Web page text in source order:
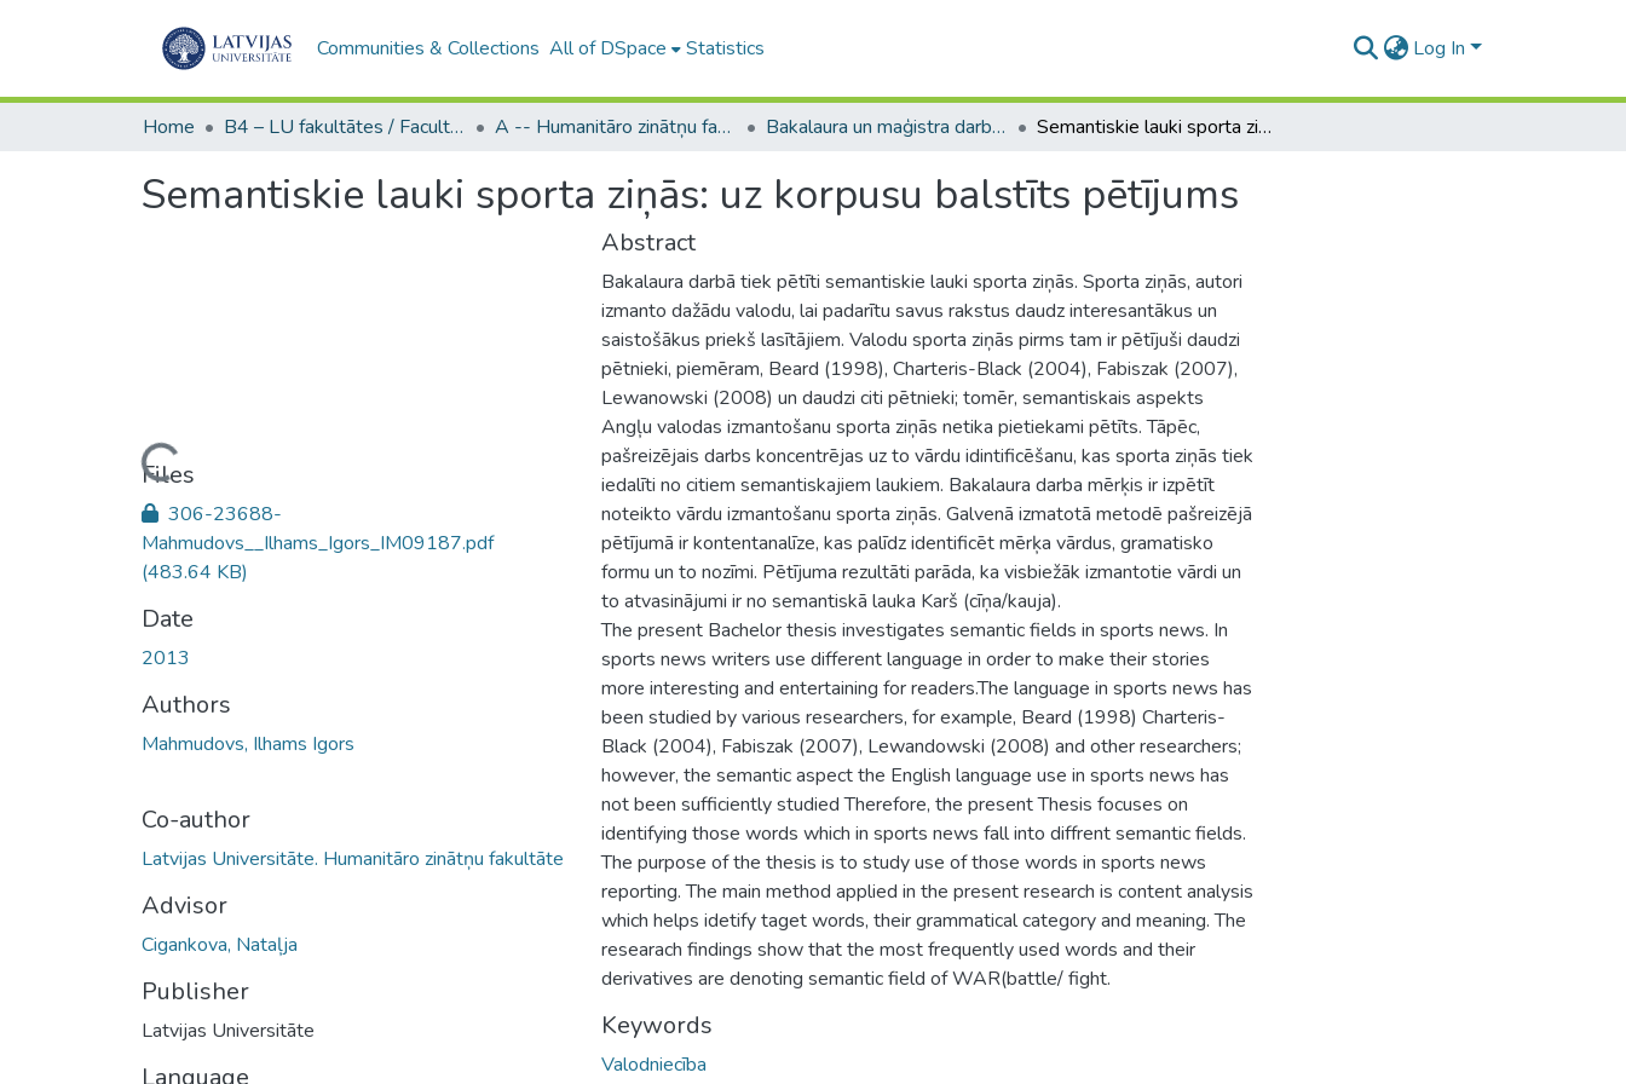
Communities & Collections All of DSpace Statistics Log In
Home B4 – LU fakultātes / Faculties of the UL A -- Humanitāro zinātņu fakultāte / Faculty of Humanities Bakalaura un maģistra darbi (HZF) / Bachelor's and Master's theses Semantiskie lauki sporta ziņās: uz korpusu balstīts pētījums
Semantiskie lauki sporta ziņās: uz korpusu balstīts pētījums
Loading...
Files
306-23688-
Mahmudovs__Ilhams_Igors_IM09187.pdf
(483.64 KB)
Date
2013
Authors
Mahmudovs, Ilhams Igors
Co-author
Latvijas Universitāte. Humanitāro zinātņu fakultāte
Advisor
Cigankova, Nataļja
Publisher
Latvijas Universitāte
Language
Abstract
Bakalaura darbā tiek pētīti semantiskie lauki sporta ziņās. Sporta ziņās, autori
izmanto dažādu valodu, lai padarītu savus rakstus daudz interesantākus un
saistošākus priekš lasītājiem. Valodu sporta ziņās pirms tam ir pētījuši daudzi
pētnieki, piemēram, Beard (1998), Charteris-Black (2004), Fabiszak (2007),
Lewanowski (2008) un daudzi citi pētnieki; tomēr, semantiskais aspekts
Angļu valodas izmantošanu sporta ziņās netika pietiekami pētīts. Tāpēc,
pašreizējais darbs koncentrējas uz to vārdu idintificēšanu, kas sporta ziņās tiek
iedalīti no citiem semantiskajiem laukiem. Bakalaura darba mērķis ir izpētīt
noteikto vārdu izmantošanu sporta ziņās. Galvenā izmatotā metodē pašreizējā
pētījumā ir kontentanalīze, kas palīdz identificēt mērķa vārdus, gramatisko
formu un to nozīmi. Pētījuma rezultāti parāda, ka visbiežāk izmantotie vārdi un
to atvasinājumi ir no semantiskā lauka Karš (cīņa/kauja).
The present Bachelor thesis investigates semantic fields in sports news. In
sports news writers use different language in order to make their stories
more interesting and entertaining for readers.The language in sports news has
been studied by various researchers, for example, Beard (1998) Charteris-
Black (2004), Fabiszak (2007), Lewandowski (2008) and other researchers;
however, the semantic aspect the English language use in sports news has
not been sufficiently studied Therefore, the present Thesis focuses on
identifying those words which in sports news fall into diffrent semantic fields.
The purpose of the thesis is to study use of those words in sports news
reporting. The main method applied in the present research is content analysis
which helps idetify taget words, their grammatical category and meaning. The
researach findings show that the most frequently used words and their
derivatives are denoting semantic field of WAR(battle/ fight.
Keywords
Valodniecība